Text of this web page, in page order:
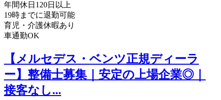
年間休日120日以上
19時までに退勤可能
育児・介護休暇あり
車通勤OK
【メルセデス・ベンツ正規ディーラ
ー】整備士募集｜安定の上場企業◎｜
接客なし...